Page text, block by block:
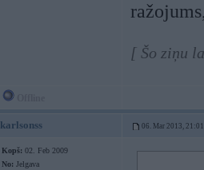
[ Šo ziņu
karlsonss 06. Mar 2013, 21:01
Kopš: 02. Feb 2009
No: Jelgava